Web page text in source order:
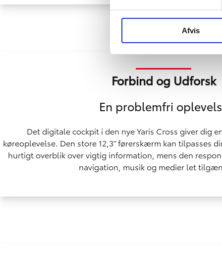
Afvis
Forbind og Udforsk
En problemfri
Det digitale cockpit i den nye Yaris Cross giver dig
køreoplevelse. Den store 12,3” førerskærm kan tilpasses
hurtigt overblik over vigtig information, mens den
navigation, musik og medier let